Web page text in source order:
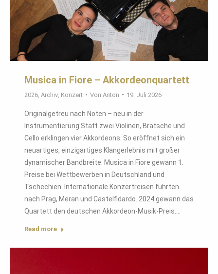
Musica in Fiore – Akkordeonquartett
2026 Archiv Konzert Von Anton 19. Juli 2026
Originalgetreu nach Noten – neu in der
Instrumentierung Statt zwei Violinen, Bratsche und
Cello erklingen vier Akkordeons. So eröffnet sich ein
neuartiges, einzigartiges Klangerlebnis mit großer
dynamischer Bandbreite. Musica in Fiore gewann 1.
Preise bei Wettbewerben in Deutschland und
Tschechien. Internationale Konzertreisen führten
nach Prag, Meran und Castelfidardo. 2024 gewann das
Quartett den deutschen Akkordeon-Musik-Preis.…
Read more